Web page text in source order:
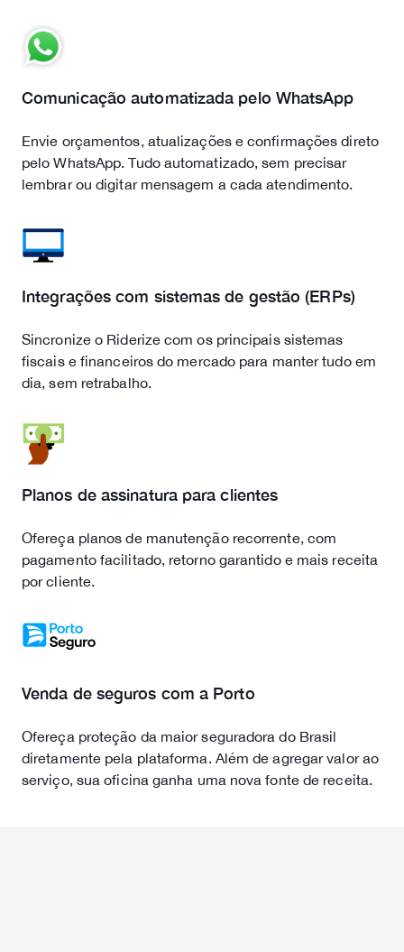
Comunicação automatizada pelo WhatsApp
Envie orçamentos, atualizações e confirmações direto
pelo WhatsApp. Tudo automatizado, sem precisar
lembrar ou digitar mensagem a cada atendimento.
Integrações com sistemas de gestão (ERPs)
Sincronize o Riderize com os principais sistemas
fiscais e financeiros do mercado para manter tudo em
dia, sem retrabalho.
Planos de assinatura para clientes
Ofereça planos de manutenção recorrente, com
pagamento facilitado, retorno garantido e mais receita
por cliente.
Venda de seguros com a Porto
Ofereça proteção da maior seguradora do Brasil
diretamente pela plataforma. Além de agregar valor ao
serviço, sua oficina ganha uma nova fonte de receita.